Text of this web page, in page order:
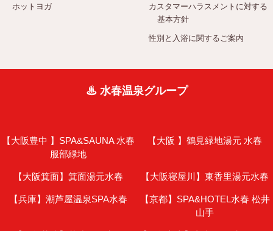
ホットヨガ
カスタマーハラスメントに対する
基本方針
性別と入浴に関するご案内
♨ 水春温泉グループ
【大阪豊中 】 SPA&SAUNA 水春
服部緑地
【大阪 】 鶴見緑地湯元 水春
【大阪箕面】 箕面湯元水春 【大阪寝屋川】 東香里湯元水春
【兵庫】 潮芦屋温泉SPA水春 【京都】 SPA&HOTEL水春 松井
山手